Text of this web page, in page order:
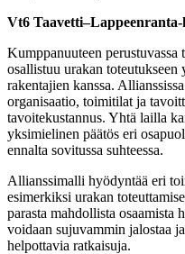
Vt6
Kumppanuuteen
osallistuu urakan toteutukseen
rakentajien kanssa.
organisaatio, toimitilat ja
tavoitekustannus. Yhtä lailla
yksimielinen päätös eri
ennalta sovitussa suhteessa.
Allianssimalli hyödyntää eri
esimerkiksi urakan
parasta mahdollista osaamista
voidaan sujuvammin jalostaa
helpottavia ratkaisuja.